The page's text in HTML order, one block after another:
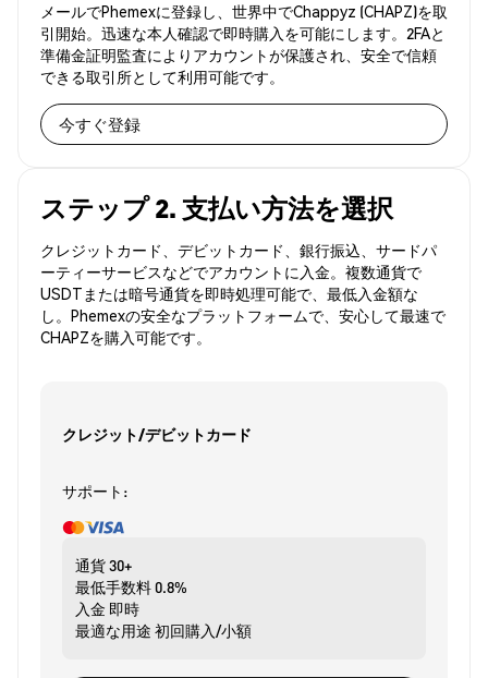
メールでPhemexに登録し、世界中でChappyz (CHAPZ)を取
引開始。迅速な本人確認で即時購入を可能にします。2FAと
準備金証明監査によりアカウントが保護され、安全で信頼
できる取引所として利用可能です。
今すぐ登録
ステップ 2. 支払い方法を選択
クレジットカード、デビットカード、銀行振込、サードパ
ーティーサービスなどでアカウントに入金。複数通貨で
USDTまたは暗号通貨を即時処理可能で、最低入金額な
し。Phemexの安全なプラットフォームで、安心して最速で
CHAPZを購入可能です。
クレジット/デビットカード
サポート:
通貨30+
最低手数料0.8%
入金 即時
最適な用途 初回購入/小額